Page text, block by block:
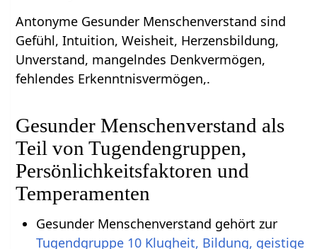
Antonyme Gesunder Menschenverstand sind
Gefühl, Intuition, Weisheit, Herzensbildung,
Unverstand, mangelndes Denkvermögen,
fehlendes Erkenntnisvermögen,.
Gesunder Menschenverstand als
Teil von Tugendengruppen,
Persönlichkeitsfaktoren und
Temperamenten
Gesunder Menschenverstand gehört zur
Tugendgruppe 10 Klugheit, Bildung, geistige